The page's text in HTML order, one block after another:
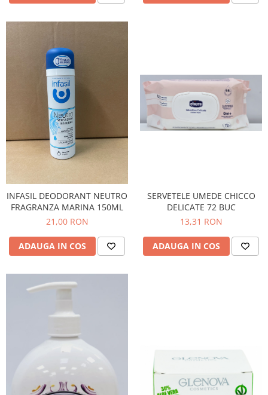
INFASIL DEODORANT NEUTRO
FRAGRANZA MARINA 150ML
21,00 RON
ADAUGA IN COS
SERVETELE UMEDE CHICCO
DELICATE 72 BUC
13,31 RON
ADAUGA IN COS